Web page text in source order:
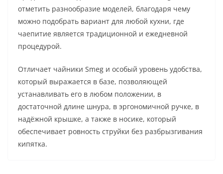
отметить разнообразие моделей, благодаря чему
можно подобрать вариант для любой кухни, где
чаепитие является традиционной и ежедневной
процедурой.
Отличает чайники Smeg и особый уровень удобства,
который выражается в базе, позволяющей
устанавливать его в любом положении, в
достаточной длине шнура, в эргономичной ручке, в
надёжной крышке, а также в носике, который
обеспечивает ровность струйки без разбрызгивания
кипятка.